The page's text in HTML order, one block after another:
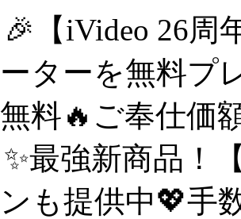
🎉【iVideo 26周
ーターを無料プ
無料🔥ご奉仕価
✨️最強新商品！
ンも提供中💖手